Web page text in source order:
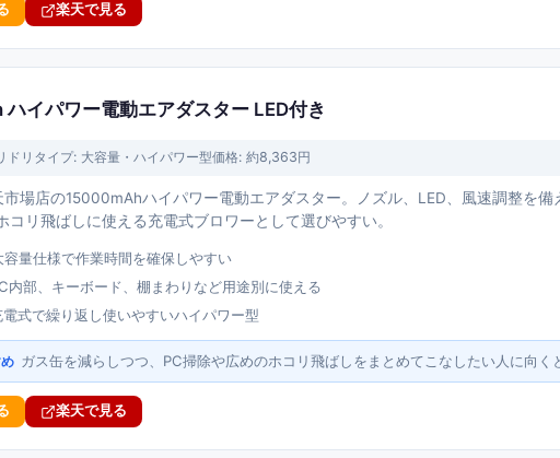
楽天で見る
イパワー電動エアダスター LED付き
ドリ タイプ: 大容量・ハイパワー型価格: 約8,363円
市場店の15000mAhハイパワー電動エアダスター。ノズル、LED、風速調整を備
コリ飛ばしに使える充電式ブロワーとして選びやすい。
量仕様で作業時間を確保しやすい
内部、キーボード、棚まわりなど用途別に使える
式で繰り返し使いやすいハイパワー型
ガス缶を減らしつつ、PC掃除や広めのホコリ飛ばしをまとめてこなしたい人に向く
楽天で見る